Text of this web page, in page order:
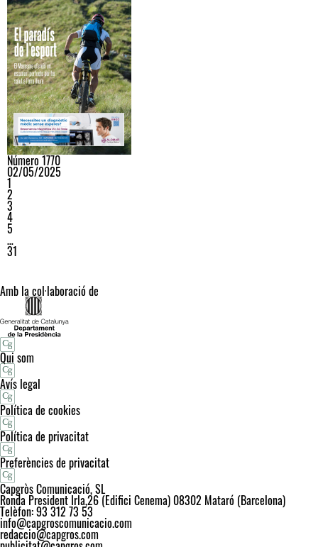
Número 1770
02/05/2025
1
2
3
4
5
…
31
Amb la col·laboració de
Qui som
Avís legal
Política de cookies
Política de privacitat
Preferències de privacitat
Capgròs Comunicació, SL
Ronda President Irla,26 (Edifici Cenema) 08302 Mataró (Barcelona)
Telèfon: 93 312 73 53
info@capgroscomunicacio.com
redaccio@capgros.com